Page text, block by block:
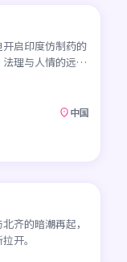
启印度仿制药的
理与人情的远
中国
齐的暗潮再起，
开。